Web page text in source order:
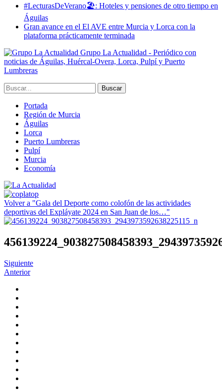
#LecturasDeVerano🏖: Hoteles y pensiones de otro tiempo en
Águilas
Gran avance en el El AVE entre Murcia y Lorca con la
plataforma prácticamente terminada
Grupo La Actualidad - Periódico con
noticias de Águilas, Huércal-Overa, Lorca, Pulpí y Puerto
Lumbreras
Portada
Región de Murcia
Águilas
Lorca
Puerto Lumbreras
Pulpí
Murcia
Economía
Volver a "Gala del Deporte como colofón de las actividades
deportivas del Expláyate 2024 en San Juan de los…"
Siguiente
Anterior